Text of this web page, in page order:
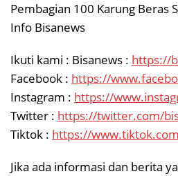
Pembagian 100 Karung Beras
Info Bisanews
Ikuti kami : Bisanews : https://
Facebook : https://
Instagram : https://
Twitter : https://twitter.com/
Tiktok : https://
Jika ada informasi dan berita